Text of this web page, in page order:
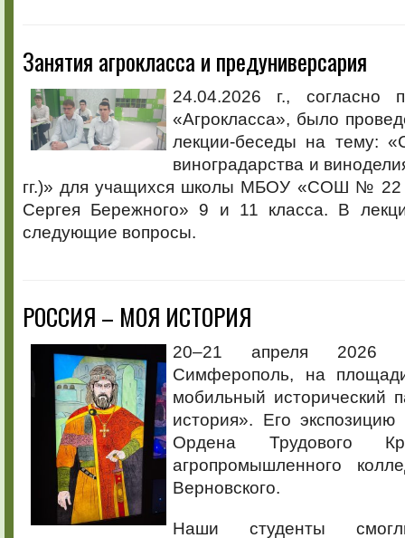
Занятия агрокласса и предуниверсария
24.04.2026 г., согласно
«Агрокласса», было
лекции-беседы на тему:
виноградарства и
гг.)» для учащихся школы МБОУ «СОШ № 22
Сергея Бережного» 9 и 11 класса. В
следующие вопросы.
РОССИЯ – МОЯ ИСТОРИЯ
20–21 апреля 2026
Симферополь, на
мобильный исторический
история». Его экспозицию
Ордена Трудового
агропромышленного
Верновского.
Наши студенты